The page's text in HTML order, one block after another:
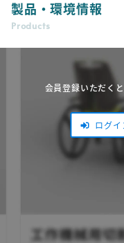
製品・環境情報
Products
会員登録いただく
ログイ